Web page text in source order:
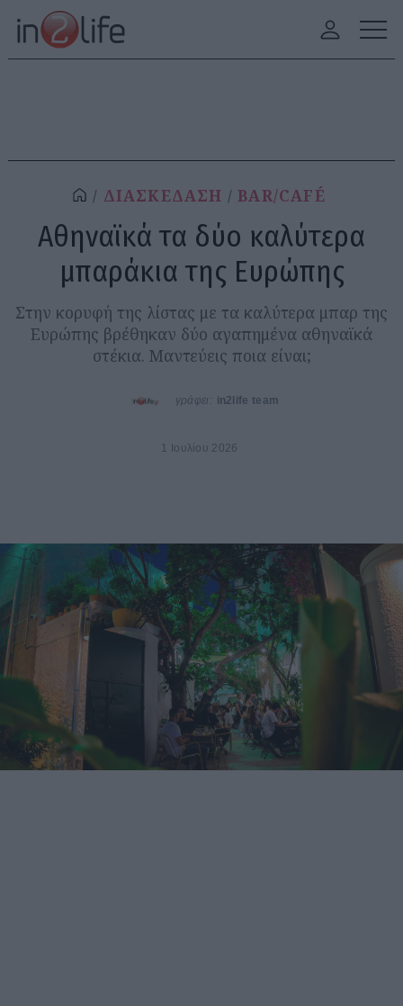
ΔΙΑΣΚΕΔΑΣΗ BAR/CAFÉ
Αθηναϊκά τα δύο καλύτερα
μπαράκια της Ευρώπης
Στην κορυφή της λίστας με τα καλύτερα μπαρ της
Ευρώπης βρέθηκαν δύο αγαπημένα αθηναϊκά
στέκια. Μαντεύεις ποια είναι;
γράφει: in2life team
1 Ιουλίου 2026